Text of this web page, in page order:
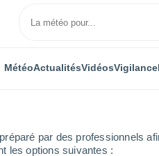
par des professionnels
les options suivantes :
MétéoActualitésVidéosVigilance